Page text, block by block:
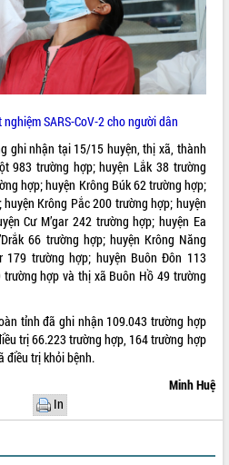
SARS-CoV-2 cho người dân
ghi nhận tại 15/15 huyện, thị xã, thành
983 trường hợp; huyện Lắk 38 trường
hợp; huyện Krông Búk 62 trường hợp;
huyện Krông Pắc 200 trường hợp; huyện
Cư M’gar 242 trường hợp; huyện Ea
66 trường hợp; huyện Krông Năng
179 trường hợp; huyện Buôn Đôn 113
hợp và thị xã Buôn Hồ 49 trường
tỉnh đã ghi nhận 109.043 trường hợp
trị 66.223 trường hợp, 164 trường hợp
điều trị khỏi bệnh.
Minh Huệ
In